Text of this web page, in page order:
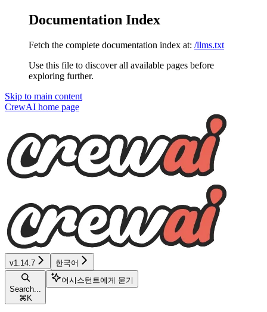
Documentation Index
Fetch the complete documentation index at: /llms.txt
Use this file to discover all available pages before
exploring further.
Skip to main content
CrewAI home page
v1.14.7 한국어
Search...
⌘ K
어시스턴트에게 묻기